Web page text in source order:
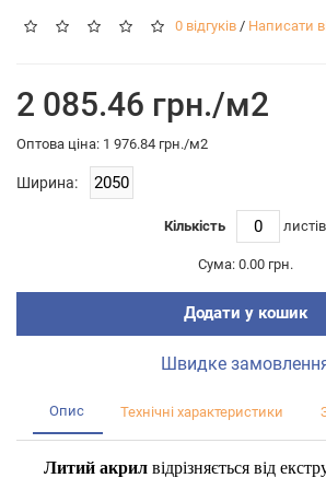
0 відгуків / Написати
2 085.46 грн./м2
Оптова цiна: 1 976.84 грн./м2
Ширина:
Кількість листiв
Сума: 0.00 грн.
Додати у кошик
Швидке
Опис Технічні характеристики
Литий акрил відрізняється від